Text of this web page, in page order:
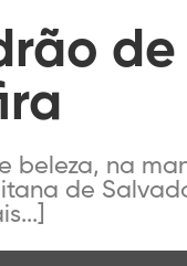
beleza, na
de